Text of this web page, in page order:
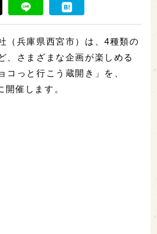
（兵庫県西宮市）は、4種類の
、さまざまな企画が楽しめる
コっと行こう蔵開き」を、
催します。